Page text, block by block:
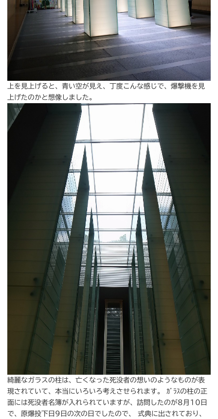
上を見上げると、青い空が見え、丁度こんな感じで、爆撃機を見
上げたのかと想像しました。
綺麗なガラスの柱は、亡くなった死没者の想いのようなものが表
現されていて、本当にいろいろ考えさせられます。 ｶﾞﾗｽの柱の正
面には死没者名簿が入れられていますが、訪問したのが8月10日
で、原爆投下日9日の次の日でしたので、 式典に出されており、